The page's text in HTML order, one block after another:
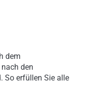
dem
den
So erfüllen Sie alle